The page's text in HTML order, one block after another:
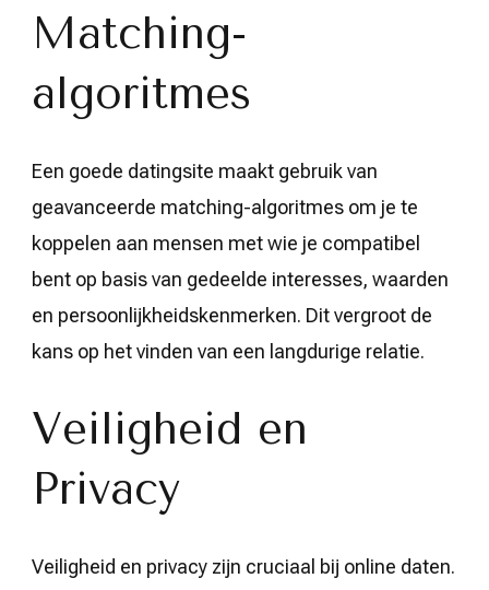
Matching-
algoritmes
Een goede datingsite maakt gebruik van
geavanceerde matching-algoritmes om je te
koppelen aan mensen met wie je compatibel
bent op basis van gedeelde interesses, waarden
en persoonlijkheidskenmerken. Dit vergroot de
kans op het vinden van een langdurige relatie.
Veiligheid en
Privacy
Veiligheid en privacy zijn cruciaal bij online daten.